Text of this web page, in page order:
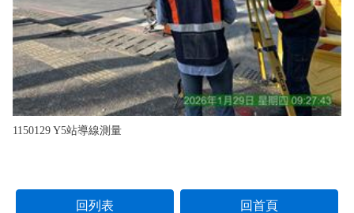
1150129 Y5站導線測量
回列表 回首頁